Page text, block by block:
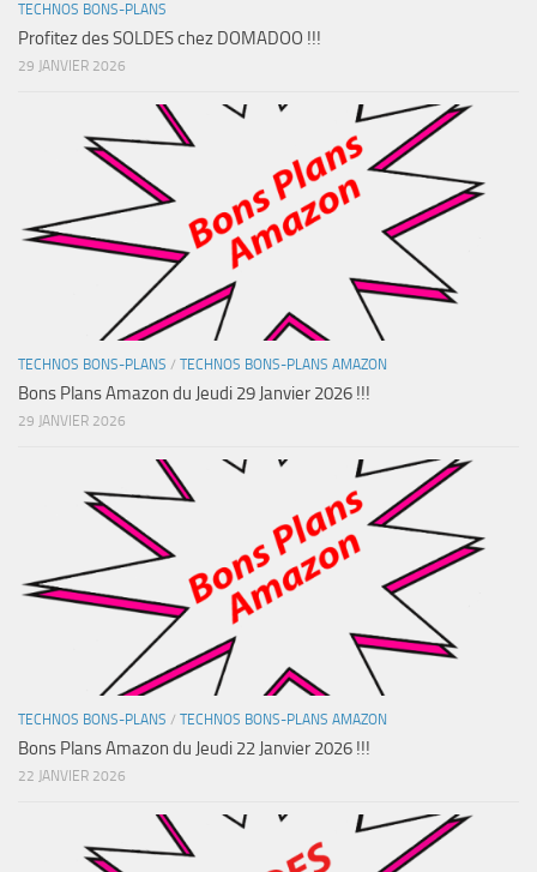
TECHNOS BONS-PLANS
Profitez des SOLDES chez DOMADOO !!!
29 JANVIER 2026
TECHNOS BONS-PLANS / TECHNOS BONS-PLANS AMAZON
Bons Plans Amazon du Jeudi 29 Janvier 2026 !!!
29 JANVIER 2026
TECHNOS BONS-PLANS / TECHNOS BONS-PLANS AMAZON
Bons Plans Amazon du Jeudi 22 Janvier 2026 !!!
22 JANVIER 2026